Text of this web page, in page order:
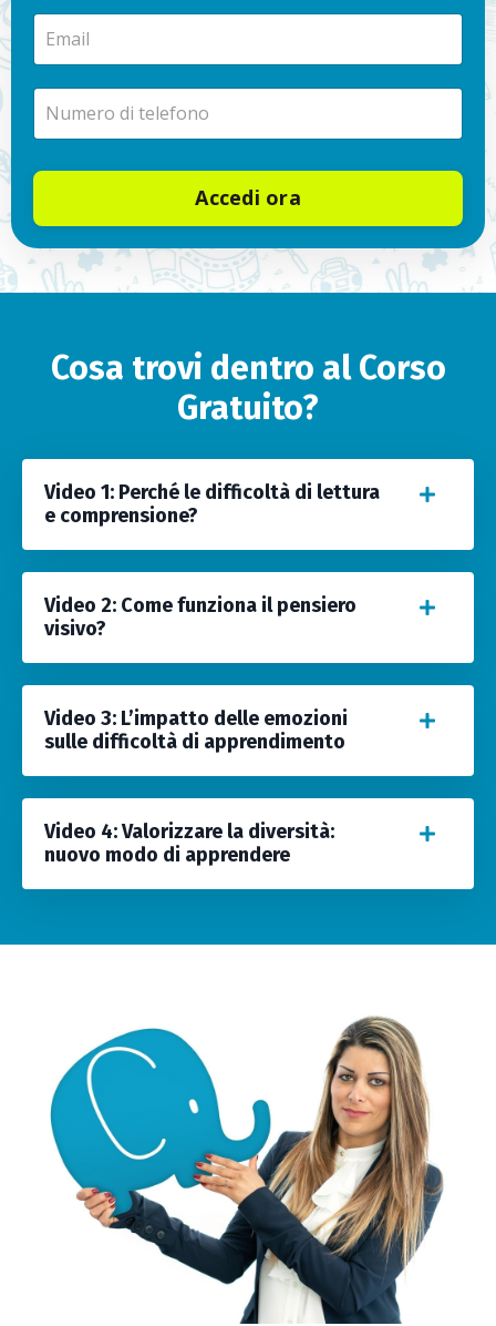
Accedi ora
Cosa trovi dentro al Corso
Gratuito?
Video 1: Perché le difficoltà di lettura
e comprensione?
Video 2: Come funziona il pensiero
visivo?
Video 3: L’impatto delle emozioni
sulle difficoltà di apprendimento
Video 4: Valorizzare la diversità:
nuovo modo di apprendere